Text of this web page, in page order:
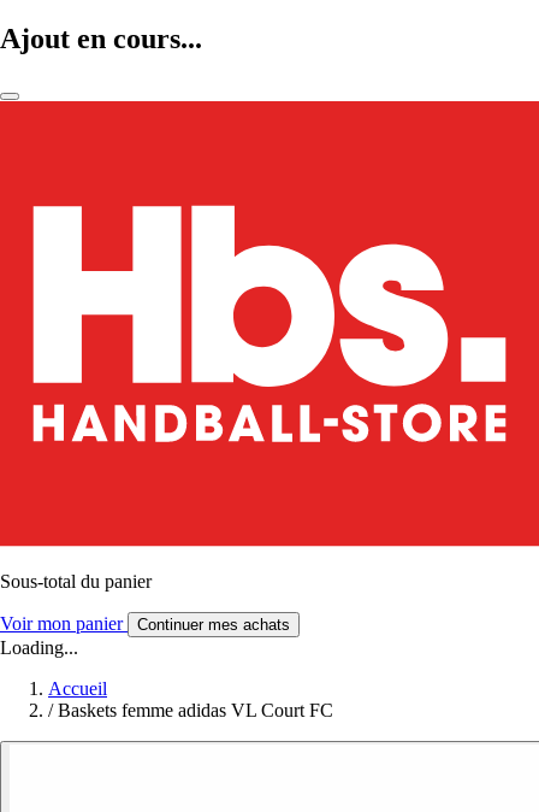
Ajout en cours...
Sous-total du panier
Voir mon panier Continuer mes achats
Loading...
Accueil
/ Baskets femme adidas VL Court FC